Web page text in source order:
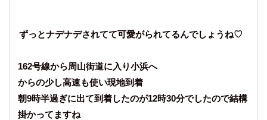
ずっとナデナデされてて可愛がられてるんでしょうね♡
162号線から周山街道に入り小浜へ
からの少し高速も使い現地到着
朝9時半過ぎに出て到着したのが12時30分でしたので結構
掛かってますね